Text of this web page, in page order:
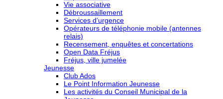
Vie associative
Débroussaillement
Services d’urgence
Opérateurs de téléphonie mobile (antennes
relais)
Recensement, enquêtes et concertations
Open Data Fréjus
Fréjus, ville jumelée
Jeunesse
Club Ados
Le Point Information Jeunesse
Les activités du Conseil Municipal de la